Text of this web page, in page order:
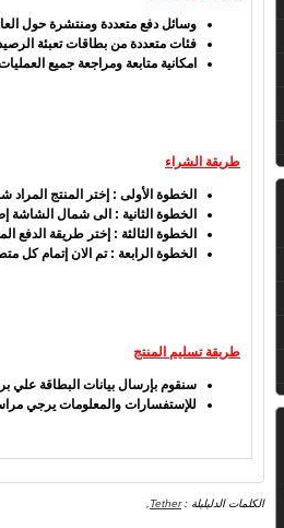
وسائل دفع متعددة ومنتشرة حول
فئات متعددة من بطاقات تعبئة
امكانية متابعة ومراجعة جميع
طريقة الشراء
الخطوة الأولى : إختر المنتج المراد
الخطوة الثانية : الى شمال الشاشة
الخطوة الثالثة : إختر طريقة الدفع
الخطوة الرابعة : تم الان إتمام كل
طريقة تسليم المنتج
سنقوم بإرسال بيانات البطاقة علي
للإستفسارات والمعلومات يرجي
الكلمات الدليليلة :Tether